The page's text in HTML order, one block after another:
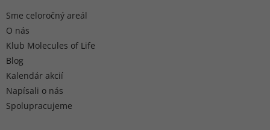
Sme celoročný areál
O nás
Klub Molecules of Life
Blog
Kalendár akcií
Napísali o nás
Spolupracujeme